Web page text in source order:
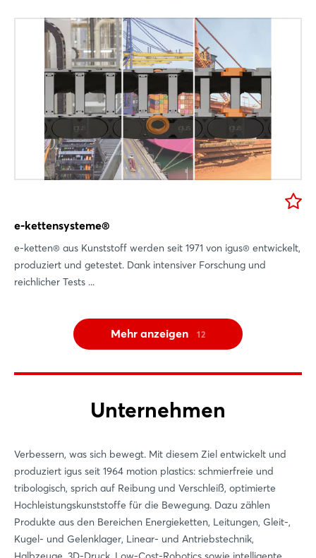
e-kettensysteme®
e-ketten® aus Kunststoff werden seit 1971 von igus® entwickelt,
produziert und getestet. Dank intensiver Forschung und
reichlicher Tests ...
Mehr anzeigen 12
Unternehmen
Verbessern, was sich bewegt. Mit diesem Ziel entwickelt und
produziert igus seit 1964 motion plastics: schmierfreie und
tribologisch, sprich auf Reibung und Verschleiß, optimierte
Hochleistungskunststoffe für die Bewegung. Dazu zählen
Produkte aus den Bereichen Energieketten, Leitungen, Gleit-,
Kugel- und Gelenklager, Linear- und Antriebstechnik,